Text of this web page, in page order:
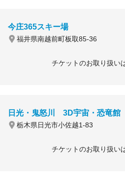
今庄365スキー場
福井県南越前町板取85-36
チケットのお取り扱い
日光・鬼怒川 3D宇宙・恐竜館
栃木県日光市小佐越1-83
チケットのお取り扱い